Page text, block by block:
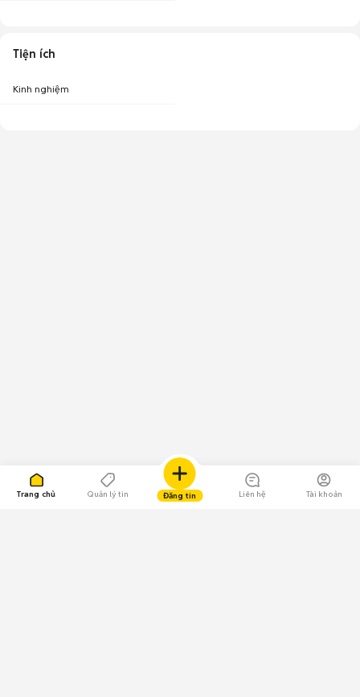
Trang chủ Quản lý tin Đăng tin Liên hệ Tài khoản
Tiện ích
Kinh nghiệm